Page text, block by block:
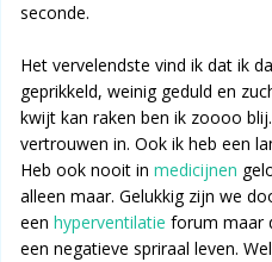
seconde.
Het vervelendste vind ik dat ik
geprikkeld, weinig geduld en
kwijt kan raken ben ik zoooo
vertrouwen in. Ook ik heb een
Heb ook nooit in medicijnen
alleen maar. Gelukkig zijn we
een hyperventilatie forum maar
een negatieve spriraal leven.